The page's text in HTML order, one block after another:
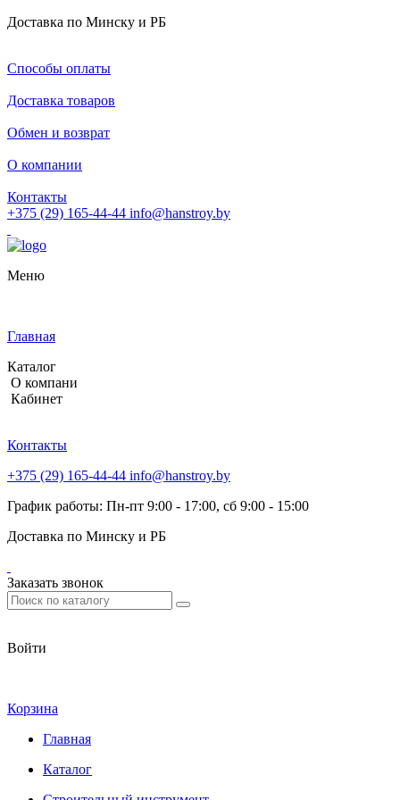
Доставка по Минску и РБ
Способы оплаты
Доставка товаров
Обмен и возврат
О компании
Контакты
+375 (29) 165-44-44 info@hanstroy.by
Меню
Главная
Каталог
О компани
Кабинет
Контакты
+375 (29) 165-44-44 info@hanstroy.by
График работы: Пн-пт 9:00 - 17:00, сб 9:00 - 15:00
Доставка по Минску и РБ
Заказать звонок
Войти
Корзина
Главная
Каталог